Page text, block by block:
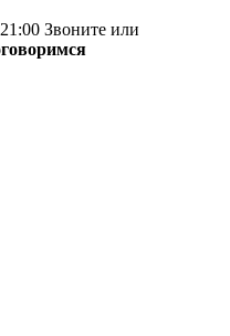
Звоните или